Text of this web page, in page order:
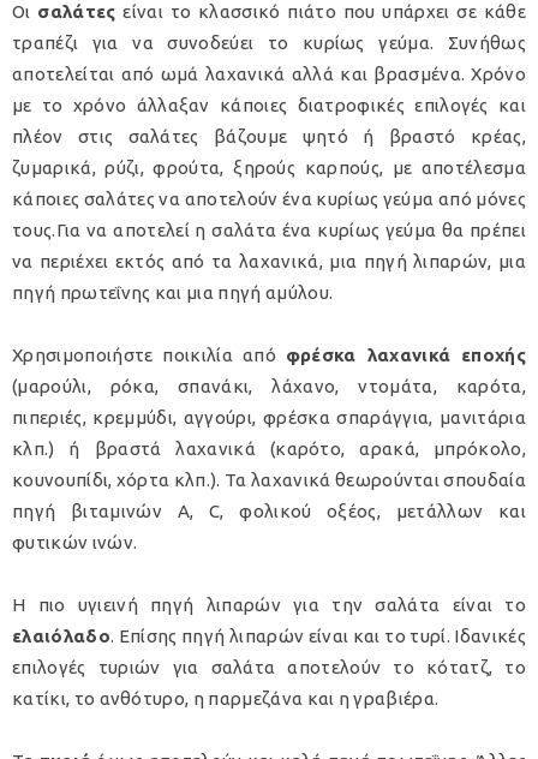
Οι σαλάτες είναι το κλασσικό πιάτο που υπάρχει σε κάθε
τραπέζι για να συνοδεύει το κυρίως γεύμα. Συνήθως
αποτελείται από ωμά λαχανικά αλλά και βρασμένα. Χρόνο
με το χρόνο άλλαξαν κάποιες διατροφικές επιλογές και
πλέον στις σαλάτες βάζουμε ψητό ή βραστό κρέας,
ζυμαρικά, ρύζι, φρούτα, ξηρούς καρπούς, με αποτέλεσμα
κάποιες σαλάτες να αποτελούν ένα κυρίως γεύμα από μόνες
τους.Για να αποτελεί η σαλάτα ένα κυρίως γεύμα θα πρέπει
να περιέχει εκτός από τα λαχανικά, μια πηγή λιπαρών, μια
πηγή πρωτεΐνης και μια πηγή αμύλου.
Χρησιμοποιήστε ποικιλία από φρέσκα λαχανικά εποχής
(μαρούλι, ρόκα, σπανάκι, λάχανο, ντομάτα, καρότα,
πιπεριές, κρεμμύδι, αγγούρι, φρέσκα σπαράγγια, μανιτάρια
κλπ.) ή βραστά λαχανικά (καρότο, αρακά, μπρόκολο,
κουνουπίδι, χόρτα κλπ.). Τα λαχανικά θεωρούνται σπουδαία
πηγή βιταμινών Α, C, φολικού οξέος, μετάλλων και
φυτικών ινών.
Η πιο υγιεινή πηγή λιπαρών για την σαλάτα είναι το
ελαιόλαδο. Επίσης πηγή λιπαρών είναι και το τυρί. Ιδανικές
επιλογές τυριών για σαλάτα αποτελούν το κότατζ, το
κατίκι, το ανθότυρο, η παρμεζάνα και η γραβιέρα.